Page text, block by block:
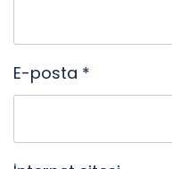
E-posta *